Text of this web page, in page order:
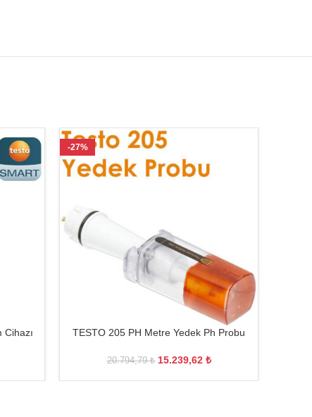
-27%
TESTO 205 PH Metre Yedek Ph Probu
20.794,79₺ 15.239,62 ₺